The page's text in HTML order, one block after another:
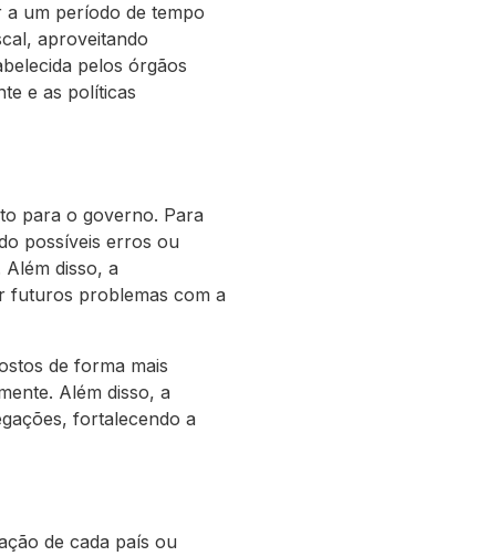
um período de tempo
aproveitando
pelos órgãos
e as políticas
para o governo. Para
possíveis erros ou
disso, a
futuros problemas com a
de forma mais
Além disso, a
fortalecendo a
de cada país ou